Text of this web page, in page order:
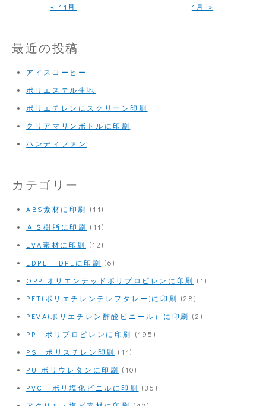
« 11月 1月 »
最近の投稿
アイスコーヒー
ポリエステル生地
ポリエチレンにスクリーン印刷
クリアマリンボトルに印刷
ハンディファン
カテゴリー
ABS素材に印刷 (11)
ＡＳ樹脂に印刷 (11)
EVA素材に印刷 (12)
LDPE HDPEに印刷 (6)
OPP オリエンテッドポリプロピレンに印刷 (1)
PET(ポリエチレンテレフタレー)に印刷 (28)
PEVA(ポリエチレン酢酸ビニール）に印刷 (2)
PP ポリプロピレンに印刷 (195)
PS ポリスチレン印刷 (11)
PU ポリウレタンに印刷 (10)
PVC ポリ塩化ビニルに印刷 (36)